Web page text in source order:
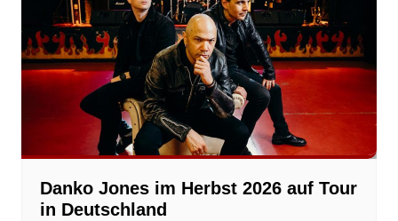
Danko Jones im Herbst 2026 auf Tour
in Deutschland